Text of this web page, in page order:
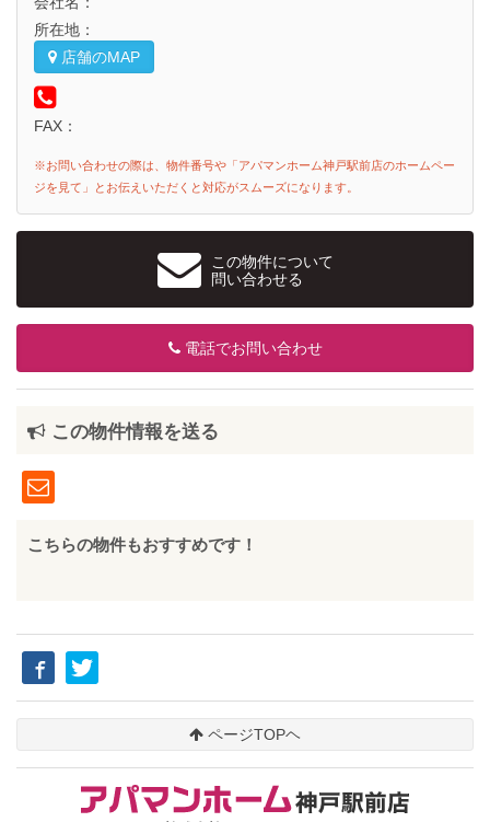
所在地：
店舗のMAP
FAX：
※お問い合わせの際は、物件番号や「アパマンホーム神戸駅前店のホームペー
ジを見て」とお伝えいただくと対応がスムーズになります。
この物件について
問い合わせる
電話でお問い合わせ
この物件情報を送る
こちらの物件もおすすめです！
ページTOPヘ